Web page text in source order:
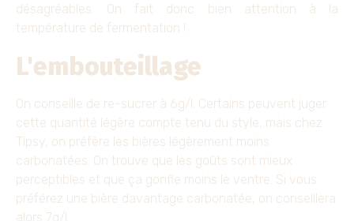
désagréables. On fait donc bien attention à la
température de fermentation !
L'embouteillage
On conseille de re-sucrer à 6g/l. Certains peuvent juger
cette quantité légère compte tenu du style, mais chez
Tipsy, on préfère les bières légèrement moins
carbonatées. On trouve que les goûts sont mieux
perceptibles et que ça gonfle moins le ventre. Si vous
préférez une bière davantage carbonatée, on conseillera
alors 7g/l.